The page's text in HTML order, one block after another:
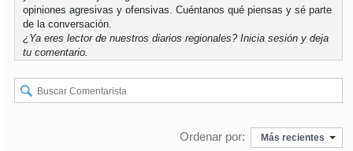
opiniones agresivas y ofensivas. Cuéntanos qué piensas y sé parte
de la conversación.
¿Ya eres lector de nuestros diarios regionales?Inicia sesión y deja
tu comentario.
Ordenar por: Más recientes